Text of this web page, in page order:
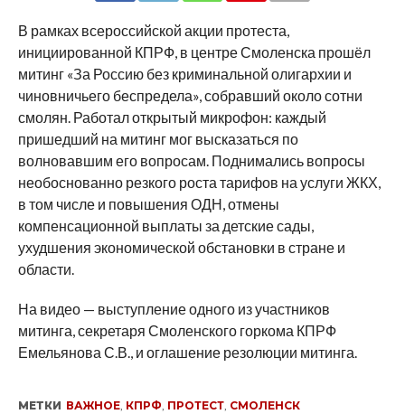
В рамках всероссийской акции протеста,
инициированной КПРФ, в центре Смоленска прошёл
митинг «За Россию без криминальной олигархии и
чиновничьего беспредела», собравший около сотни
смолян. Работал открытый микрофон: каждый
пришедший на митинг мог высказаться по
волновавшим его вопросам. Поднимались вопросы
необоснованно резкого роста тарифов на услуги ЖКХ,
в том числе и повышения ОДН, отмены
компенсационной выплаты за детские сады,
ухудшения экономической обстановки в стране и
области.
На видео — выступление одного из участников
митинга, секретаря Смоленского горкома КПРФ
Емельянова С.В., и оглашение резолюции митинга.
МЕТКИ ВАЖНОЕ, КПРФ, ПРОТЕСТ, СМОЛЕНСК